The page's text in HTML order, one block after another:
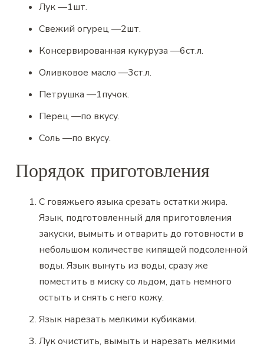
Лук—1шт.
Свежий огурец —2шт.
Консервированная кукуруза —6ст.л.
Оливковое масло —3ст.л.
Петрушка —1пучок.
Перец —по вкусу.
Соль —по вкусу.
Порядок приготовления
С говяжьего языка срезать остатки жира.
Язык, подготовленный для приготовления
закуски, вымыть и отварить до готовности в
небольшом количестве кипящей подсоленной
воды. Язык вынуть из воды, сразу же
поместить в миску со льдом, дать немного
остыть и снять с него кожу.
Язык нарезать мелкими кубиками.
Лук очистить, вымыть и нарезать мелкими